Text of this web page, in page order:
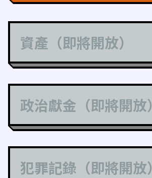
資產（即將開放）
政治獻金（即將開放）
犯罪記錄（即將開放）